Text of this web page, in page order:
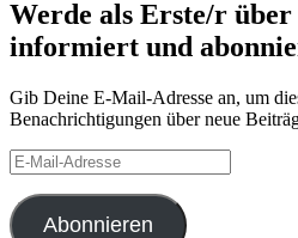
Werde als Erste/r über
informiert und
Gib Deine E-Mail-Adresse an, um
Benachrichtigungen über neue
E-
Mail-
Adresse
Abonnieren